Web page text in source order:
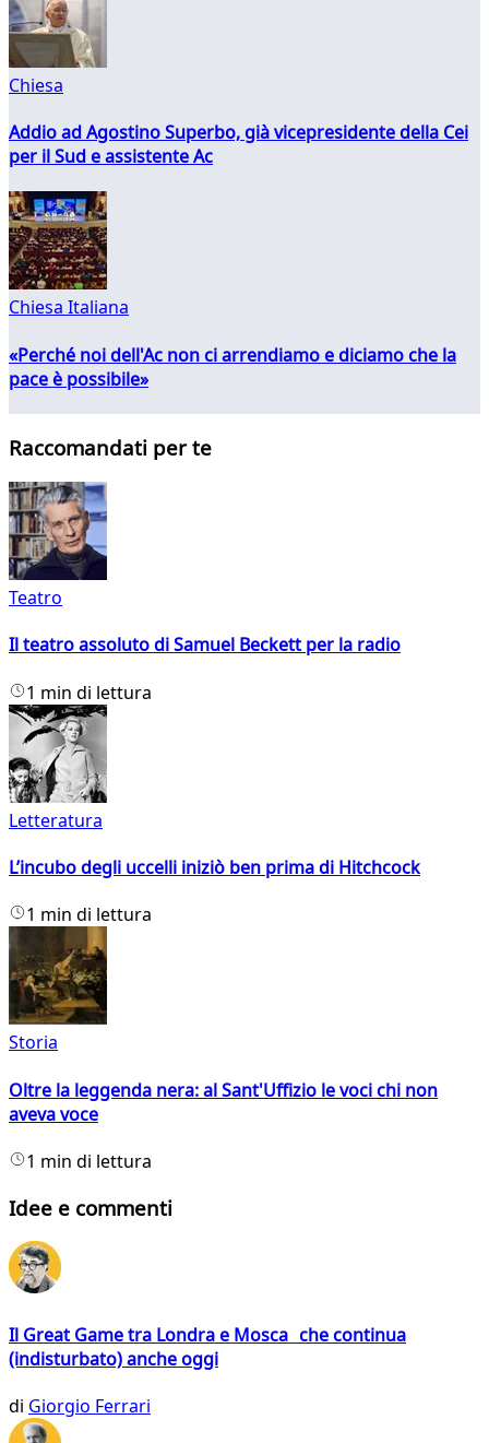
Chiesa
Addio ad Agostino Superbo, già vicepresidente della Cei
per il Sud e assistente Ac
Chiesa Italiana
«Perché noi dell'Ac non ci arrendiamo e diciamo che la
pace è possibile»
Raccomandati per te
Teatro
Il teatro assoluto di Samuel Beckett per la radio
1 min di lettura
Letteratura
L’incubo degli uccelli iniziò ben prima di Hitchcock
1 min di lettura
Storia
Oltre la leggenda nera: al Sant'Uffizio le voci chi non
aveva voce
1 min di lettura
Idee e commenti
Il Great Game tra Londra e Mosca che continua
(indisturbato) anche oggi
di Giorgio Ferrari